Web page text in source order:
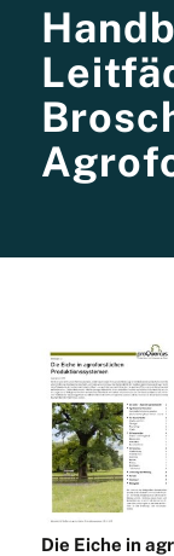
Die Eiche in